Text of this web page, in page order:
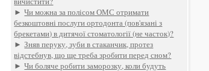
►Чи можна за полісом ОМС отримати
безкоштовні послуги ортодонта (пов'язані з
брекетами) в дитячої стоматології (не часток)?
►Зняв перуку, зуби в стаканчик, протез
відстебнув, що ще треба зробити перед сном?
►Чи боляче робити заморозку, коли будуть